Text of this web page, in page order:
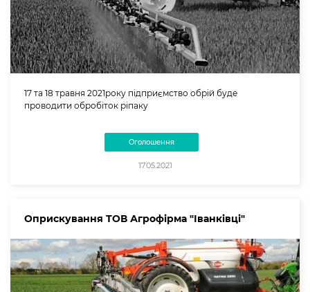
17 та 18 травня 2021року підприємство обрій буде
проводити обробіток ріпаку
Оголошення
17.05.2021
Оприскування ТОВ Агрофірма "Іванківці"